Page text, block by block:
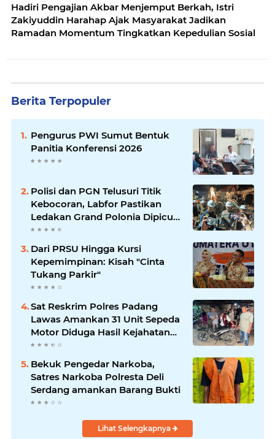
Hadiri Pengajian Akbar Menjemput Berkah, Istri
Zakiyuddin Harahap Ajak Masyarakat Jadikan
Ramadan Momentum Tingkatkan Kepedulian Sosial
Berita Terpopuler
Pengurus PWI Sumut Bentuk
Panitia Konferensi 2026
Polisi dan PGN Telusuri Titik
Kebocoran, Labfor Pastikan
Ledakan Grand Polonia Dipicu
Akumulasi Gas
Dari PRSU Hingga Kursi
Kepemimpinan: Kisah "Cinta
Tukang Parkir"
Sat Reskrim Polres Padang
Lawas Amankan 31 Unit Sepeda
Motor Diduga Hasil Kejahatan
dari Rumah Warga di Pasar
Bekuk Pengedar Narkoba,
Satres Narkoba Polresta Deli
Serdang amankan Barang Bukti
Lihat Selengkapnya